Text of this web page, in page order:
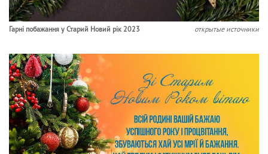
Гарні побажання у Старий Новий рік 2023 открытые источники